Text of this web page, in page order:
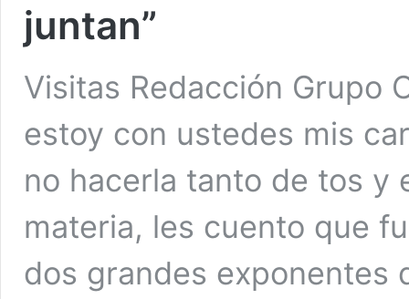
juntan”
Visitas Redacción Grupo
estoy con ustedes mis
no hacerla tanto de tos y
materia, les cuento que
dos grandes exponentes